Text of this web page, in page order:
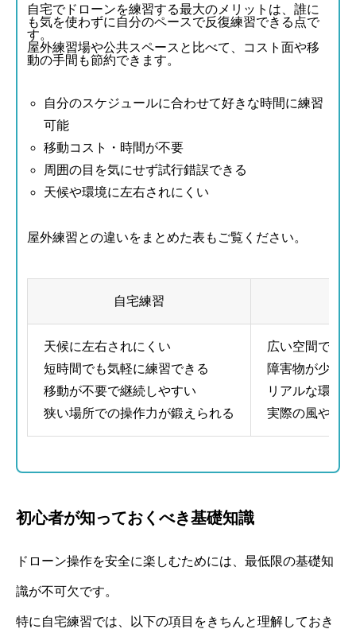
自宅でドローンを練習する最大のメリットは、誰に
も気を使わずに自分のペースで反復練習できる点で
す。
屋外練習場や公共スペースと比べて、コスト面や移
動の手間も節約できます。
自分のスケジュールに合わせて好きな時間に練習
可能
移動コスト・時間が不要
周囲の目を気にせず試行錯誤できる
天候や環境に左右されにくい
屋外練習との違いをまとめた表もご覧ください。
自宅練習
天候に左右されにくい
短時間でも気軽に練習できる
移動が不要で継続しやすい
狭い場所での操作力が鍛えられる
広い空間で飛
障害物が少な
リアルな環境
実際の風や外
初心者が知っておくべき基礎知識
ドローン操作を安全に楽しむためには、最低限の基礎知
識が不可欠です。
特に自宅練習では、以下の項目をきちんと理解しておき